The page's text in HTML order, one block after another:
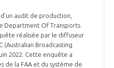
audit de production,
Department Of Transports.
réalisée par le diffuseur
(Australian Broadcasting
2022. Cette enquête a
de la FAA et du système de